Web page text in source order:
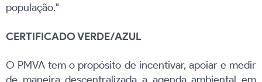
população."
CERTIFICADO VERDE/AZUL
O PMVA tem o propósito de incentivar, apoiar e medir